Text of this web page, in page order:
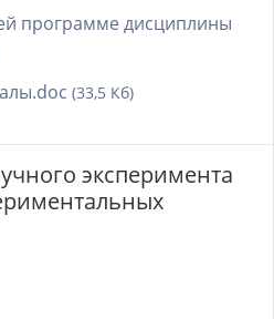
программе дисциплины
(33,5 Кб)
эксперимента